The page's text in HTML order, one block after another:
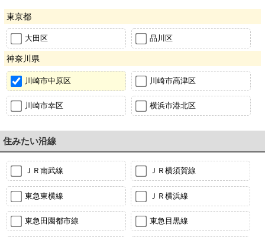
東京都
大田区 品川区
神奈川県
川崎市中原区 川崎市高津区
川崎市幸区 横浜市港北区
住みたい沿線
ＪＲ南武線 ＪＲ横須賀線
東急東横線 ＪＲ横浜線
東急田園都市線 東急目黒線